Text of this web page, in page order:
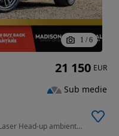
1 / 6
1995 cm3 • 190 CP • ///M pachet xDrive Laser Head-up ambientale din Ro de noua
21 150 EUR
Sub medie